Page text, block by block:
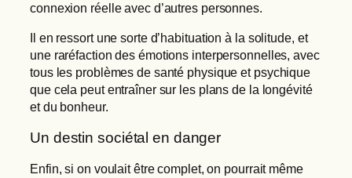
connexion réelle avec d’autres personnes.
Il en ressort une sorte d’habituation à la solitude, et
une raréfaction des émotions interpersonnelles, avec
tous les problèmes de santé physique et psychique
que cela peut entraîner sur les plans de la longévité
et du bonheur.
Un destin sociétal en danger
Enfin, si on voulait être complet, on pourrait même